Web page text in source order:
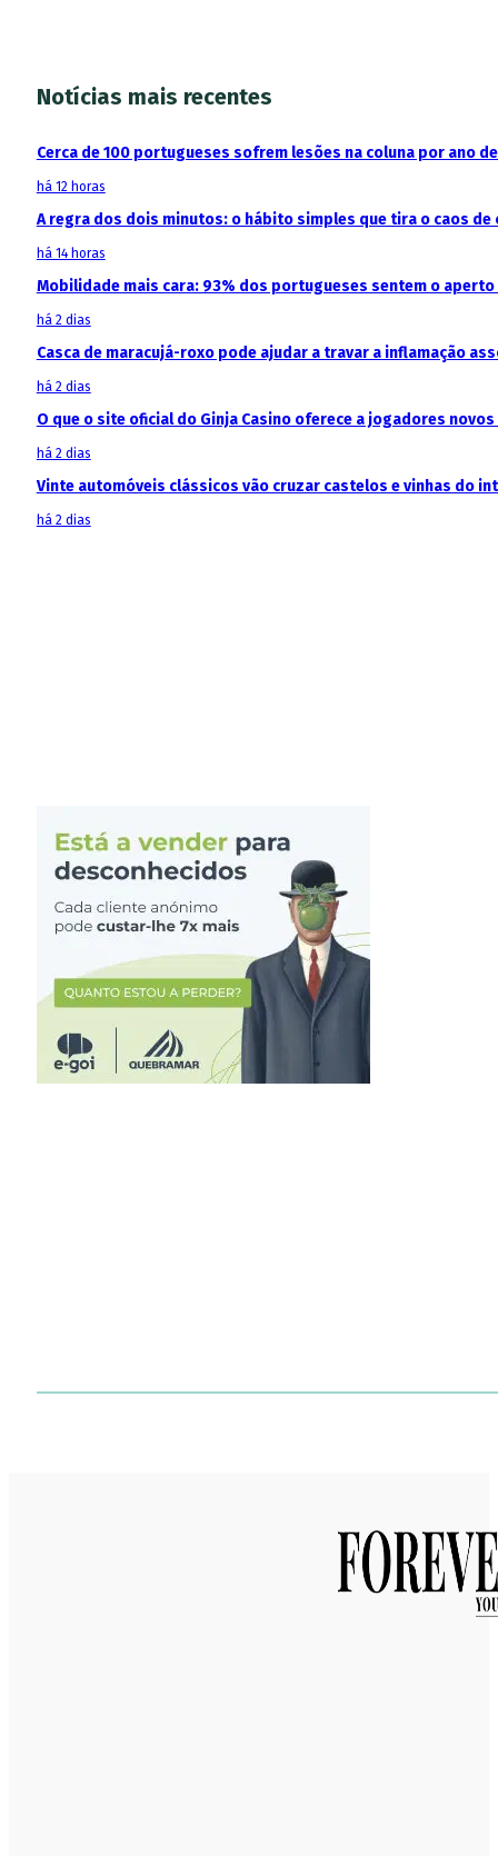
Notícias mais recentes
Cerca de 100 portugueses sofrem lesões na coluna por ano
há 12 horas
A regra dos dois minutos: o hábito simples que tira o caos de
há 14 horas
Mobilidade mais cara: 93% dos portugueses sentem o
há 2 dias
Casca de maracujá-roxo pode ajudar a travar a inflamação
há 2 dias
O que o site oficial do Ginja Casino oferece a jogadores
há 2 dias
Vinte automóveis clássicos vão cruzar castelos e vinhas do
há 2 dias